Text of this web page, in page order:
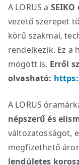
A LORUS a
vezető szerepet
körű szakmai,
rendelkezik. Ez a
mögött is. Erről
olvasható:
A LORUS
népszerű és
változatosságot,
megfizethető
lendületes